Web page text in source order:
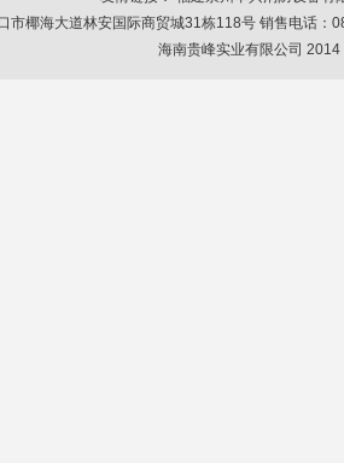
市椰海大道林安国际商贸城31栋118号 销售电话
海南贵峰实业有限公司